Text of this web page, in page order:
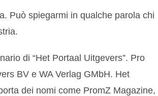
Può spiegarmi in qualche parola chi
di “Het Portaal Uitgevers”. Pro
BV e WA Verlag GMbH. Het
dei nomi come PromZ Magazine,